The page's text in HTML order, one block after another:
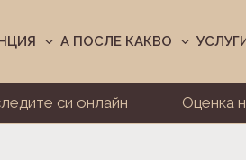
А ПОСЛЕ КАКВО
си онлайн Оценка